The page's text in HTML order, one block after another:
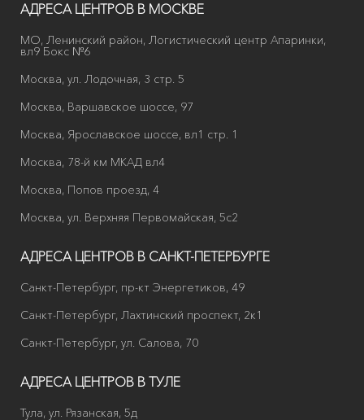
АДРЕСА ЦЕНТРОВ В МОСКВЕ
МО, Ленинский район, Логистический центр Апаринки,
вл9 Бокс №6
Москва, ул. Лодочная, 3 стр. 5
Москва, Варшавское шоссе, 97
Москва, Ярославское шоссе, вл1 стр. 1
Москва, 78-й км МКАД вл4
Москва, Попов проезд, 4
Москва, ул. Верхняя Первомайская, 5с2
АДРЕСА ЦЕНТРОВ В САНКТ-ПЕТЕРБУРГЕ
Санкт-Петербург, пр-кт Энергетиков, 49
Санкт-Петербург, Лахтинский проспект, 2к1
Санкт-Петербург, ул. Салова, 70
АДРЕСА ЦЕНТРОВ В ТУЛЕ
Тула, ул. Рязанская, 5д